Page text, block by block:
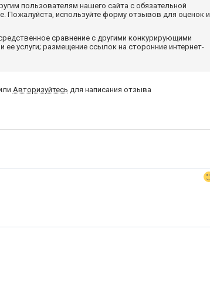
пользователям нашего сайта с обязательной
Пожалуйста, используйте форму отзывов для оценок и
сравнение с другими конкурирующими
услуги; размещение ссылок на сторонние интернет-
Авторизуйтесь для написания отзыва